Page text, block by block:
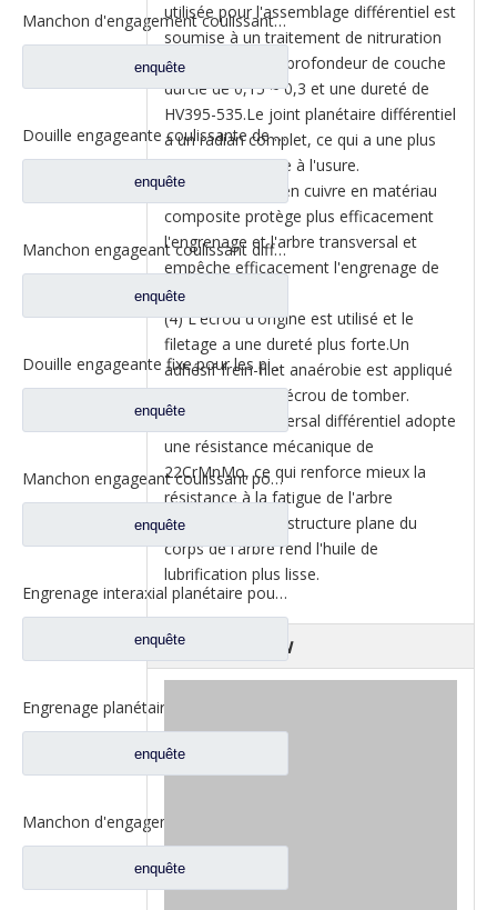
Manchon d'engagement coulissant inter-essieux pour pièces de rechange de camion Ford BF0401M0-8
enquête
Douille engageante coulissante de serrure différentielle pour les pièces de rechange 2SBF0053M0-1 de camion de Ford
enquête
Manchon engageant coulissant différentiel pour les pièces de rechange 2SBF0051M0-9 de camion de Ford d'axe de Fuwa 470
enquête
Douille engageante fixe pour les pièces de rechange 2SBF0050M0-8 de camion de Ford d'axe de Fuwa 470
enquête
Manchon engageant coulissant pour les pièces de rechange BF0047M0-4 de camion de Ford d'axe de Fuwa 330
enquête
Engrenage interaxial planétaire pour pièces d'essieu arrière Fuhua CF0040M0-8
enquête
enquête
enquête
utilisée pour l'assemblage différentiel est
soumise à un traitement de nitruration
douce, avec une profondeur de couche
durcie de 0,15 ~ 0,3 et une dureté de
HV395-535.Le joint planétaire différentiel
a un radian complet, ce qui a une plus
grande résistance à l'usure.
(3) Le manchon en cuivre en matériau
composite protège plus efficacement
l'engrenage et l'arbre transversal et
empêche efficacement l'engrenage de
brûler.
(4) L'écrou d'origine est utilisé et le
filetage a une dureté plus forte.Un
adhésif frein-filet anaérobie est appliqué
pour empêcher l'écrou de tomber.
(5) L'arbre transversal différentiel adopte
une résistance mécanique de
22CrMnMo, ce qui renforce mieux la
résistance à la fatigue de l'arbre
transversal, et la structure plane du
corps de l'arbre rend l'huile de
lubrification plus lisse.
Factory Show